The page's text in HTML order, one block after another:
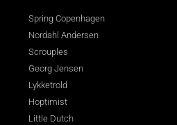
Spring Copenhagen
Nordahl Andersen
Scrouples
Georg Jensen
Lykketrold
Hoptimist
Little Dutch